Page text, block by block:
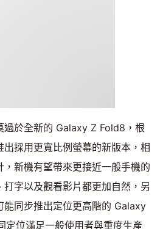
過於全新的 Galaxy Z Fold8，根
採用更寬比例螢幕的新版本，相
新機有望帶來更接近一般手機的
字以及觀看影片都更加自然，另
能同步推出定位更高階的 Galaxy
位滿足一般使用者與重度生產